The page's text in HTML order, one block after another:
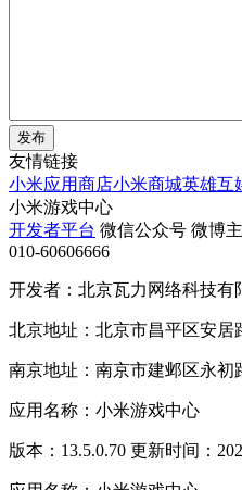
发布
友情链接
小米应用商店小米商城英雄互
小米游戏中心
开发者平台 微信公众号 微博
010-60606666
开发者：北京瓦力网络科技有
北京地址：北京市昌平区安居
南京地址：南京市建邺区永初
应用名称：小米游戏中心
版本：13.5.0.70 更新时间：